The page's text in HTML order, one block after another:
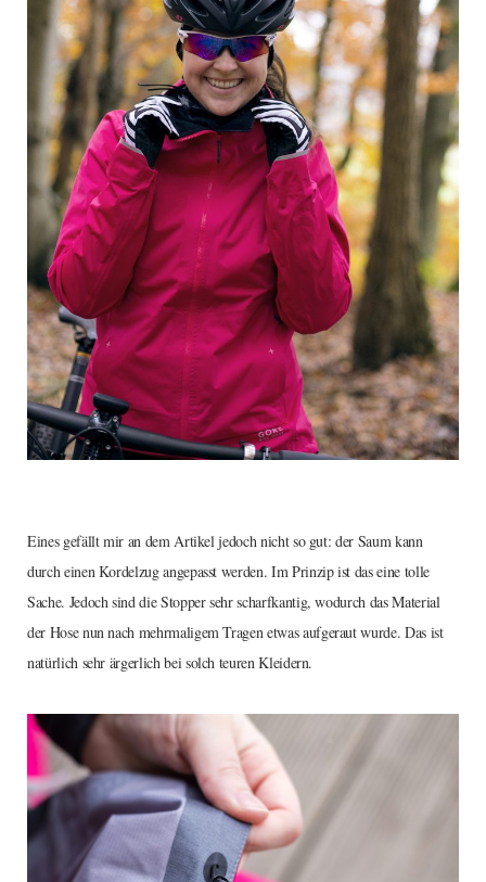
Eines gefällt mir an dem Artikel jedoch nicht so gut: der Saum kann
durch einen Kordelzug angepasst werden. Im Prinzip ist das eine tolle
Sache. Jedoch sind die Stopper sehr scharfkantig, wodurch das Material
der Hose nun nach mehrmaligem Tragen etwas aufgeraut wurde. Das ist
natürlich sehr ärgerlich bei solch teuren Kleidern.